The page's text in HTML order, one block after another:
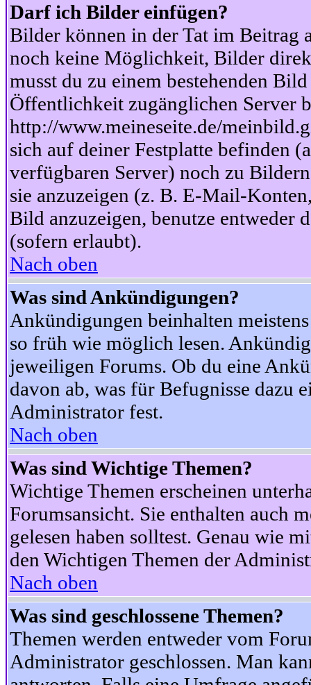
Darf ich Bilder einfügen?
Bilder können in der Tat im Beitrag
noch keine Möglichkeit, Bilder
musst du zu einem bestehenden
Öffentlichkeit zugänglichen Server
http://www.meineseite.de/
sich auf deiner Festplatte befinden
verfügbaren Server) noch zu
sie anzuzeigen (z. B. E-Mail-
Bild anzuzeigen, benutze
(sofern erlaubt).
Nach oben
Was sind Ankündigungen?
Ankündigungen beinhalten
so früh wie möglich lesen.
jeweiligen Forums. Ob du eine
davon ab, was für Befugnisse dazu
Administrator fest.
Nach oben
Was sind Wichtige Themen?
Wichtige Themen erscheinen
Forumsansicht. Sie enthalten auch
gelesen haben solltest. Genau wie
den Wichtigen Themen der
Nach oben
Was sind geschlossene Themen?
Themen werden entweder vom
Administrator geschlossen. Man